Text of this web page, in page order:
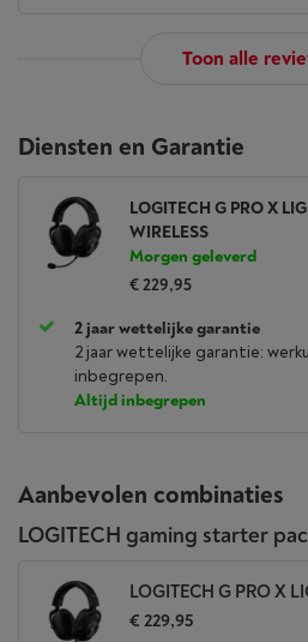
Toon alle
Diensten en Garantie
LOGITECH G PRO X
WIRELESS
Morgen geleverd
€ 229,95
2 jaar wettelijke garantie
2 jaar wettelijke garantie:
inbegrepen.
Altijd inbegrepen
Aanbevolen combinaties
LOGITECH gaming starter
LOGITECH G PRO X
€ 229,95